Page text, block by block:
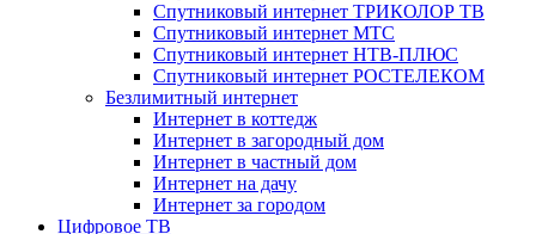
Спутниковый интернет ТРИКОЛОР ТВ
Спутниковый интернет МТС
Спутниковый интернет НТВ-ПЛЮС
Спутниковый интернет РОСТЕЛЕКОМ
Безлимитный интернет
Интернет в коттедж
Интернет в загородный дом
Интернет в частный дом
Интернет на дачу
Интернет за городом
Цифровое ТВ